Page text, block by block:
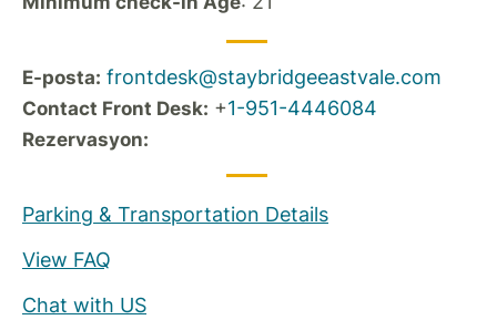
E-posta: frontdesk@staybridgeeastvale.com
Contact Front Desk: +1-951-4446084
Rezervasyon:
Parking & Transportation Details
View FAQ
Chat with US